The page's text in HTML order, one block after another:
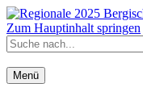
Zum Hauptinhalt springen
Menü